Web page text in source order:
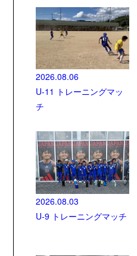
2026.08.06
U-11 トレーニングマッ
チ
2026.08.03
U-9 トレーニングマッチ